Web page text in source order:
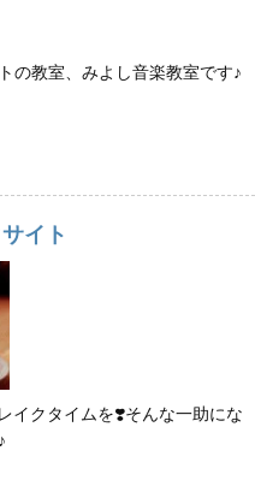
の教室、みよし音楽教室です♪
イト
イクタイムを❣️そんな一助にな